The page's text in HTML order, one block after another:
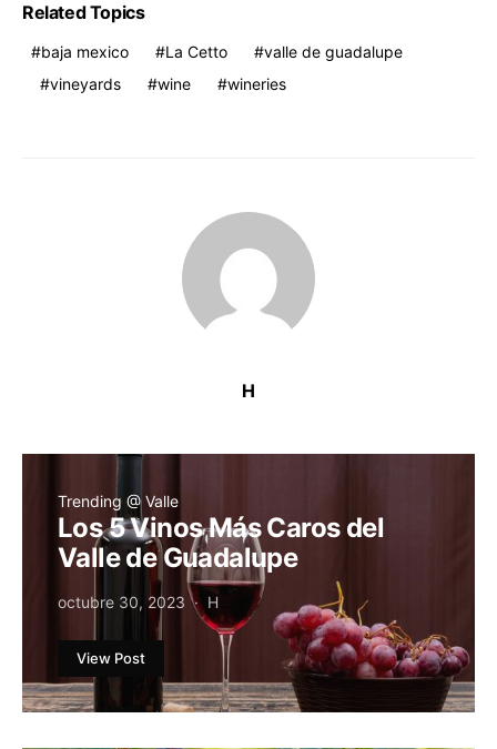
Related Topics
baja mexico La Cetto
valle de guadalupe
vineyards
wine wineries
H
Trending @ Valle
Los 5 Vinos Más Caros del
Valle de Guadalupe
octubre 30, 2023 H
View Post